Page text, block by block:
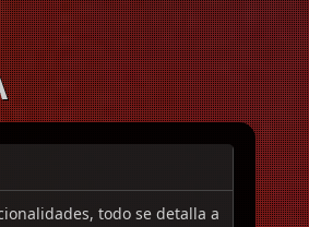
todo se detalla a